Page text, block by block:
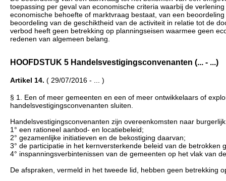
toepassing per geval van economische criteria waarbij de
economische behoefte of marktvraag bestaat, van een
beoordeling van de geschiktheid van de activiteit in relatie tot de
verbod heeft geen betrekking op planningseisen waarmee geen
redenen van algemeen belang.
HOOFDSTUK 5 Handelsvestigingsconvenanten (... - ...)
Artikel 14. ( 29/07/2016 - ... )
§ 1. Een of meer gemeenten en een of meer ontwikkelaars of
handelsvestigingsconvenanten sluiten.
Handelsvestigingsconvenanten zijn overeenkomsten naar
1° een rationeel aanbod- en locatiebeleid;
2° gezamenlijke initiatieven en de bekostiging daarvan;
3° de participatie in het kernversterkende beleid van de betrokken
4° inspanningsverbintenissen van de gemeenten op het vlak van
De afspraken, vermeld in het tweede lid, hebben geen betrekking